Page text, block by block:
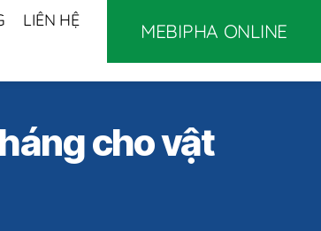
LIÊN HỆ
MEBIPHA ONLINE
cho vật